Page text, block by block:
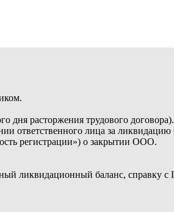
дня расторжения трудового договора).
ответственного лица за
регистрации») о закрытии ООО.
ликвидационный баланс,